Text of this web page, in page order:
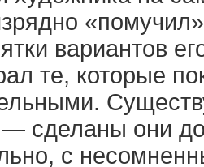
вариантов
те, которые
сделаны они
с